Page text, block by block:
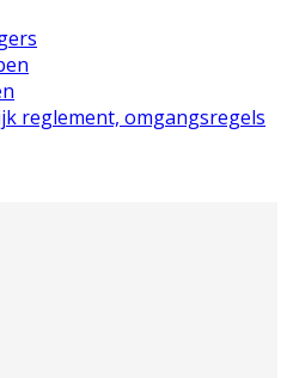
reglement, omgangsregels